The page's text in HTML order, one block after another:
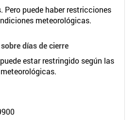
Pero puede haber restricciones
meteorológicas.
días de cierre
estar restringido según las